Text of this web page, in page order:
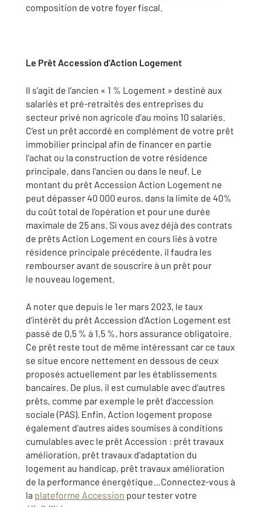
composition de votre foyer fiscal.
Le Prêt Accession d’Action Logement
Il s’agit de l’ancien « 1 % Logement » destiné aux
salariés et pré-retraités des entreprises du
secteur privé non agricole d’au moins 10 salariés.
C’est un prêt accordé en complément de votre prêt
immobilier principal afin de financer en partie
l'achat ou la construction de votre résidence
principale, dans l'ancien ou dans le neuf. Le
montant du prêt Accession Action Logement ne
peut dépasser 40 000 euros, dans la limite de 40%
du coût total de l’opération et pour une durée
maximale de 25 ans. Si vous avez déjà des contrats
de prêts Action Logement en cours liés à votre
résidence principale précédente, il faudra les
rembourser avant de souscrire à un prêt pour
le nouveau logement.
A noter que depuis le 1er mars 2023, le taux
d’intérêt du prêt Accession d'Action Logement est
passé de 0,5 % à 1,5 %, hors assurance obligatoire.
Ce prêt reste tout de même intéressant car ce taux
se situe encore nettement en dessous de ceux
proposés actuellement par les établissements
bancaires. De plus, il est cumulable avec d’autres
prêts, comme par exemple le prêt d'accession
sociale (PAS). Enfin, Action logement propose
également d’autres aides soumises à conditions
cumulables avec le prêt Accession : prêt travaux
amélioration, prêt travaux d’adaptation du
logement au handicap, prêt travaux amélioration
de la performance énergétique…Connectez-vous à
la plateforme Accession pour tester votre